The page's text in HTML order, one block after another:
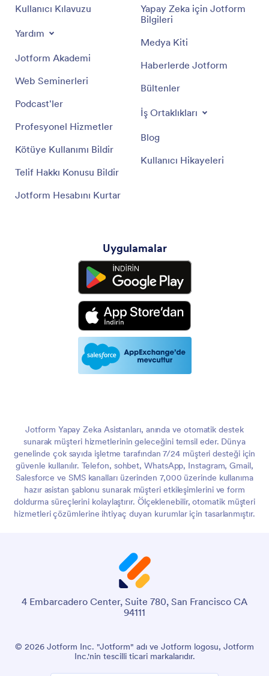
Kullanıcı Kılavuzu
Yardım
Jotform Akademi
Web Seminerleri
Podcast'ler
Profesyonel Hizmetler
Kötüye Kullanımı Bildir
Telif Hakkı Konusu Bildir
Jotform Hesabını Kurtar
Yapay Zeka için Jotform
Bilgileri
Medya Kiti
Haberlerde Jotform
Bültenler
İş Ortaklıkları
Blog
Kullanıcı Hikayeleri
Uygulamalar
Jotform Yapay Zeka Asistanları, anında ve otomatik destek
sunarak müşteri hizmetlerinin geleceğini temsil eder. Dünya
genelinde çok sayıda işletme tarafından 7/24 müşteri desteği için
güvenle kullanılır. Telefon, sohbet, WhatsApp, Instagram, Gmail,
Salesforce ve SMS kanalları üzerinden 7,000 üzerinde kullanıma
hazır asistan şablonu sunarak müşteri etkileşimlerini ve form
doldurma süreçlerini kolaylaştırır. Ölçeklenebilir, otomatik müşteri
hizmetleri çözümlerine ihtiyaç duyan kurumlar için tasarlanmıştır.
4 Embarcadero Center, Suite 780, San Francisco CA
94111
© 2026 Jotform Inc. "Jotform" adı ve Jotform logosu, Jotform
Inc.'nin tescilli ticari markalarıdır.